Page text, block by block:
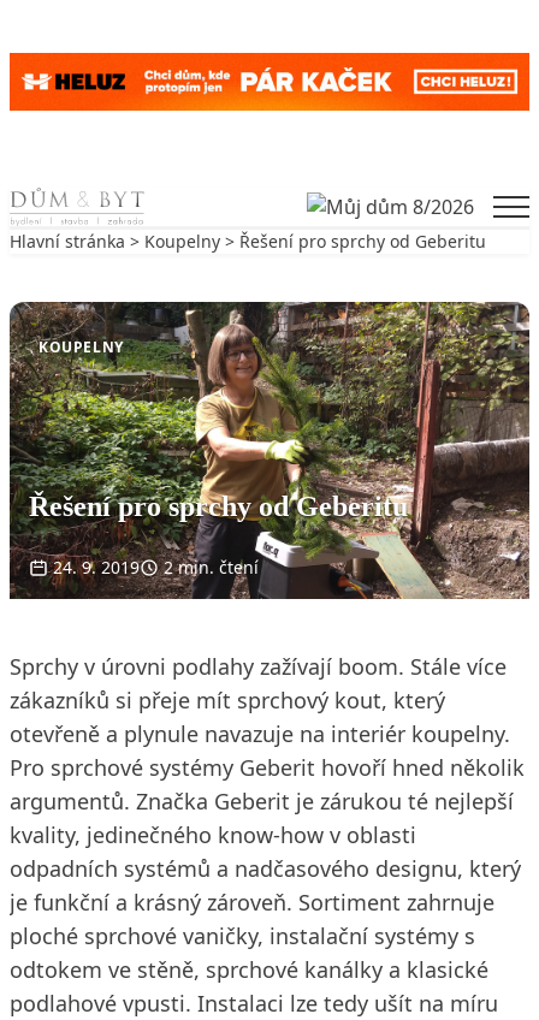
Skip to content
Hlavní stránka > Koupelny > Řešení pro sprchy od Geberitu
KOUPELNY
Řešení pro sprchy od Geberitu
24. 9. 2019 2 min. čtení
Sprchy v úrovni podlahy zažívají boom. Stále více
zákazníků si přeje mít sprchový kout, který
otevřeně a plynule navazuje na interiér koupelny.
Pro sprchové systémy Geberit hovoří hned několik
argumentů. Značka Geberit je zárukou té nejlepší
kvality, jedinečného know-how v oblasti
odpadních systémů a nadčasového designu, který
je funkční a krásný zároveň. Sortiment zahrnuje
ploché sprchové vaničky, instalační systémy s
odtokem ve stěně, sprchové kanálky a klasické
podlahové vpusti. Instalaci lze tedy ušít na míru